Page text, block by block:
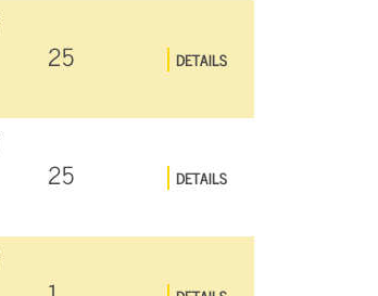
25 DETAILS
25 DETAILS